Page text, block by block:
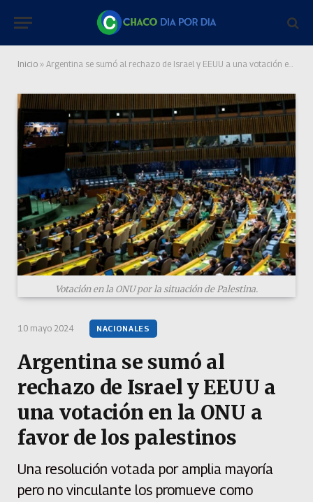
Inicio » Argentina se sumó al rechazo de Israel y EEUU a una votación en la ONU a favor de los palestinos
10 mayo 2024 NACIONALES
Argentina se sumó al
rechazo de Israel y EEUU a
una votación en la ONU a
favor de los palestinos
Una resolución votada por amplia mayoría
pero no vinculante los promueve como
Votación en la ONU por la situación de Palestina.